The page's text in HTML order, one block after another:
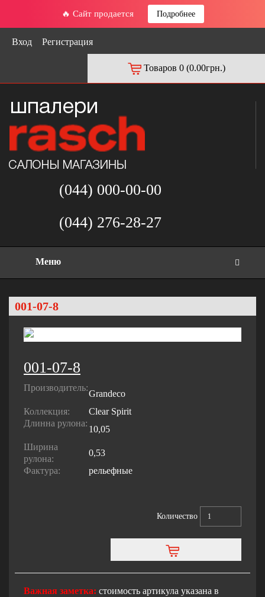
🔥 Сайт продается Подробнее
Вход Регистрация
Товаров 0 (0.00грн.)
(044) 000-00-00
(044) 276-28-27
Меню
001-07-8
001-07-8
Производитель:
Grandeco
Коллекция:
Clear Spirit
Длинна рулона:
10,05
Ширина
рулона:
0,53
Фактура:
рельефные
Количество
Важная заметка: стоимость артикула указана в